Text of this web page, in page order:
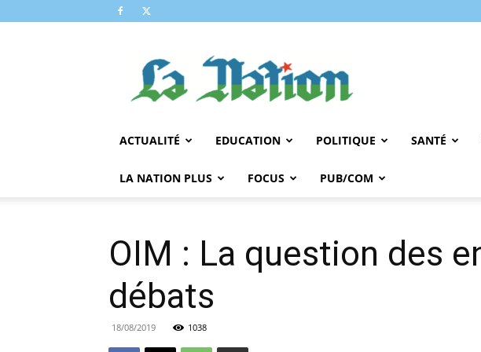
NATION
ACTUALITÉ EDUCATION POLITIQUE SANTÉ
LA NATION PLUS FOCUS PUB/COM
OIM : La question des
débats
18/08/2019 1038